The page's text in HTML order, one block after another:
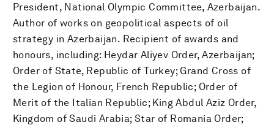
President, National Olympic Committee, Azerbaijan.
Author of works on geopolitical aspects of oil
strategy in Azerbaijan. Recipient of awards and
honours, including: Heydar Aliyev Order, Azerbaijan;
Order of State, Republic of Turkey; Grand Cross of
the Legion of Honour, French Republic; Order of
Merit of the Italian Republic; King Abdul Aziz Order,
Kingdom of Saudi Arabia; Star of Romania Order;